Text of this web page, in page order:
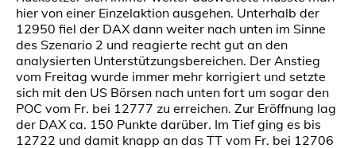
hier von einer Einzelaktion ausgehen. Unterhalb der
12950 fiel der DAX dann weiter nach unten im Sinne
des Szenario 2 und reagierte recht gut an den
analysierten Unterstützungsbereichen. Der Anstieg
vom Freitag wurde immer mehr korrigiert und setzte
sich mit den US Börsen nach unten fort um sogar den
POC vom Fr. bei 12777 zu erreichen. Zur Eröffnung lag
der DAX ca. 150 Punkte darüber. Im Tief ging es bis
12722 und damit knapp an das TT vom Fr. bei 12706